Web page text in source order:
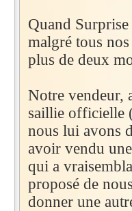
Quand Surprise
malgré tous
plus de deux
Notre vendeur,
saillie officielle
nous lui avons
avoir vendu
qui a
proposé de
donner une